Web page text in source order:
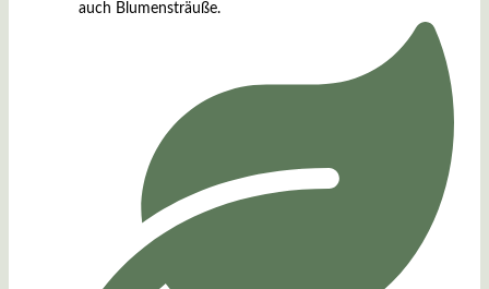
auch Blumensträuße.